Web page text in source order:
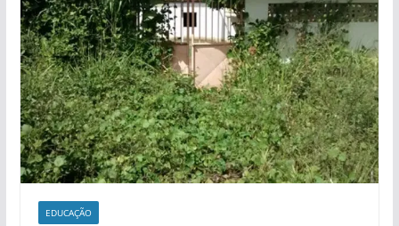
EDUCAÇÃO